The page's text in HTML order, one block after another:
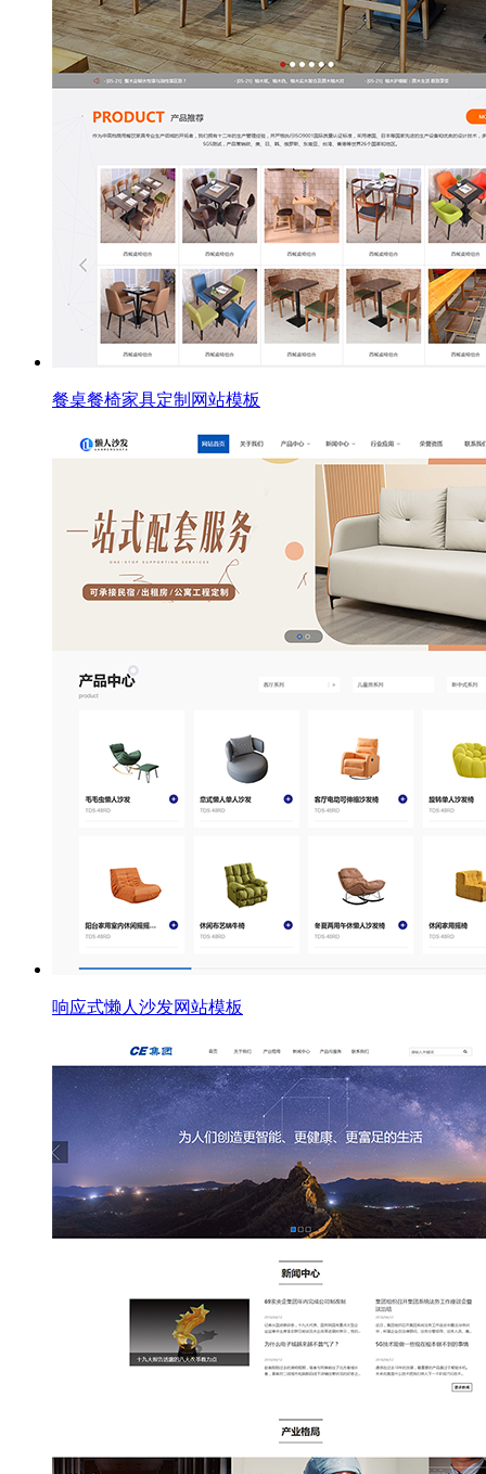
餐桌餐椅家具定制网站模板
响应式懒人沙发网站模板